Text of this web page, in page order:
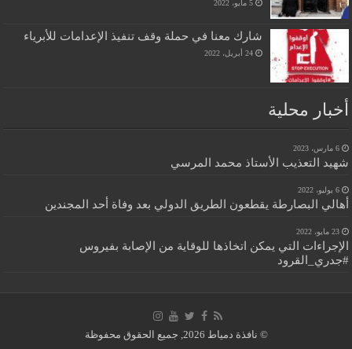
5 مايو، 2022
شارك معنا في حملة وقف تنفيذ الإعدامات للأبرياء
24 أبريل، 2022
أخبار محلية
6 مارس، 2023
شهيد التعذيب الأستاذ محمد المرسي
6 يوليو، 2022
أهالي البصارطة يقطعون الطريق الدولي بعد وفاة أحد المجندين
23 مايو، 2022
الإجراءات التي يمكن اتخاذها للوقاية من الإصابة بفيروس
#جدري_القرود
© نافذة دمياط 2026, جميع الحقوق محفوظة